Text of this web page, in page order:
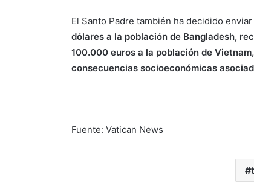
El Santo Padre también ha decidido
dólares a la población de Bangladesh,
100.000 euros a la población de
consecuencias socioeconómicas
Fuente: Vatican News